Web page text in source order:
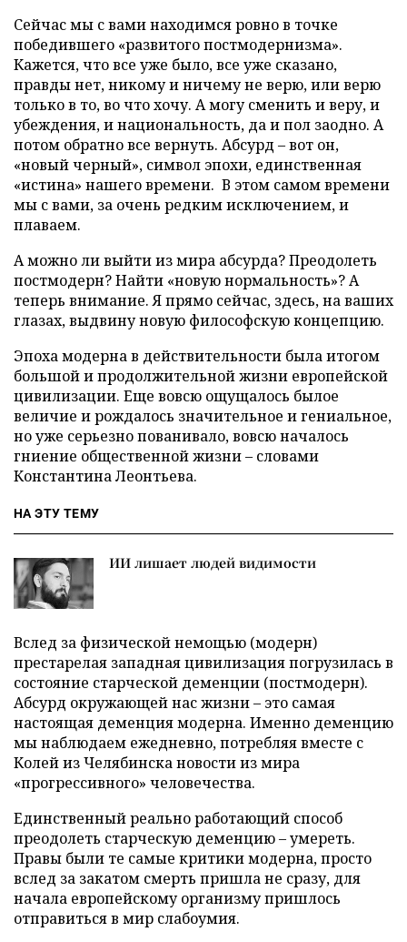
Сейчас мы с вами находимся ровно в точке
победившего «развитого постмодернизма».
Кажется, что все уже было, все уже сказано,
правды нет, никому и ничему не верю, или верю
только в то, во что хочу. А могу сменить и веру, и
убеждения, и национальность, да и пол заодно. А
потом обратно все вернуть. Абсурд – вот он,
«новый черный», символ эпохи, единственная
«истина» нашего времени. В этом самом времени
мы с вами, за очень редким исключением, и
плаваем.
А можно ли выйти из мира абсурда? Преодолеть
постмодерн? Найти «новую нормальность»? А
теперь внимание. Я прямо сейчас, здесь, на ваших
глазах, выдвину новую философскую концепцию.
Эпоха модерна в действительности была итогом
большой и продолжительной жизни европейской
цивилизации. Еще вовсю ощущалось былое
величие и рождалось значительное и гениальное,
но уже серьезно пованивало, вовсю началось
гниение общественной жизни – словами
Константина Леонтьева.
НА ЭТУ ТЕМУ
ИИ лишает людей видимости
Вслед за физической немощью (модерн)
престарелая западная цивилизация погрузилась в
состояние старческой деменции (постмодерн).
Абсурд окружающей нас жизни – это самая
настоящая деменция модерна. Именно деменцию
мы наблюдаем ежедневно, потребляя вместе с
Колей из Челябинска новости из мира
«прогрессивного» человечества.
Единственный реально работающий способ
преодолеть старческую деменцию – умереть.
Правы были те самые критики модерна, просто
вслед за закатом смерть пришла не сразу, для
начала европейскому организму пришлось
отправиться в мир слабоумия.